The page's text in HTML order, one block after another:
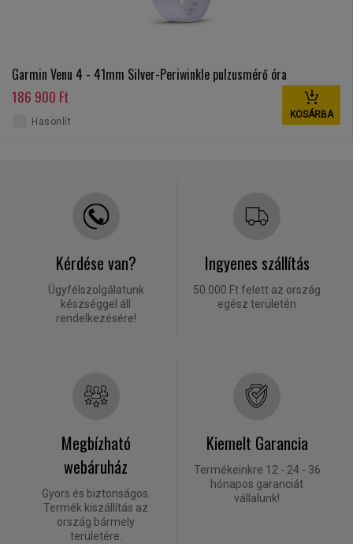
Garmin Venu 4 - 41mm Silver-Periwinkle pulzusmérő óra
186 900 Ft
KOSÁRBA
Hasonlít
Kérdése van?
Ügyfélszolgálatunk
készséggel áll
rendelkezésére!
Ingyenes szállítás
50.000 Ft felett az ország
egész területén
Megbízható
webáruház
Gyors és biztonságos.
Termék kiszállítás az
ország bármely
területére.
Kiemelt Garancia
Termékeinkre 12 - 24 - 36
hónapos garanciát
vállalunk!